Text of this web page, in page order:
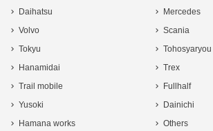
Daihatsu
Mercedes
Volvo
Scania
Tokyu
Tohosyaryou
Hanamidai
Trex
Trail mobile
Fullhalf
Yusoki
Dainichi
Hamana works
Others